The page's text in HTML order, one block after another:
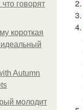
говорят
короткая
идеальный
Autumn
молодит